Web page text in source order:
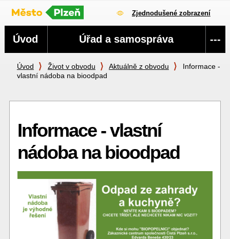
Zjednodušené zobrazení
Úvod Život v obvodu Aktuálně z obvodu
Informace -
vlastní nádoba na bioodpad
Informace - vlastní
nádoba na bioodpad
Navigace
Úvod Úřad a samospráva ---